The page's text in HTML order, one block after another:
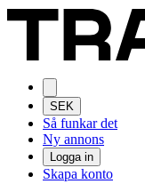
SEK
Så funkar det
Ny annons
Logga in
Skapa konto